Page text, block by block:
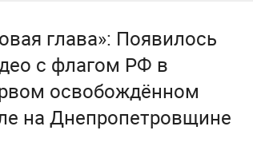
глава»: Появилось
с флагом РФ в
освобождённом
на Днепропетровщине